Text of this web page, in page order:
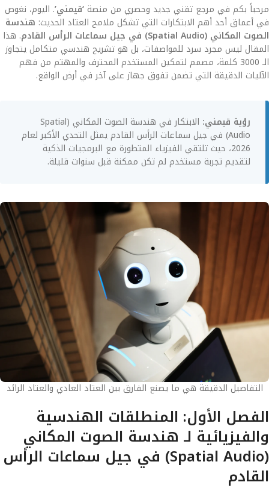
مرحباً بكم في مرجع تقني جديد وحصري من منصة ‘قيمني’. اليوم، نغوص
في أعماق أحد أهم الابتكارات التي تشكل ملامح العتاد الحديث: هندسة
الصوت المكاني (Spatial Audio) في جيل سماعات الرأس القادم
. هذا
المقال ليس مجرد سرد للمواصفات، بل هو تشريح هندسي متكامل يتجاوز
الـ 3000 كلمة، مصمم لتمكين المستخدم المحترف والمهتم من فهم
الآليات الدقيقة التي تضمن تفوق جهاز على آخر في أرض الواقع.
رؤية قيمني:
الابتكار في هندسة الصوت المكاني (Spatial
Audio) في جيل سماعات الرأس القادم يمثل التحدي الأكبر لعام
2026، حيث تلتقي الفيزياء المتطورة مع البرمجيات الذكية
لتقديم تجربة مستخدم لم تكن ممكنة قبل سنوات قليلة.
التفاصيل الدقيقة هي ما يصنع الفارق بين العتاد العادي والعتاد الرائد
الفصل الأول: المنطلقات الهندسية
والفيزيائية لـ هندسة الصوت المكاني
(Spatial Audio) في جيل سماعات الرأس
القادم